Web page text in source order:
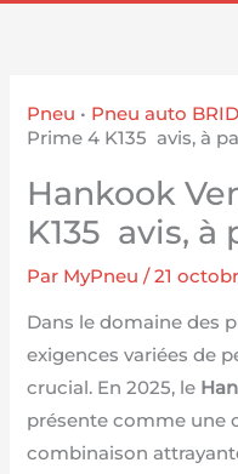
Pneu • Pneu auto
Prime 4 K135 avis, à
Hankook
K135 avis,
Par MyPneu/21
Dans le domaine des
exigences variées de
crucial. En 2025, le
présente comme une
combinaison